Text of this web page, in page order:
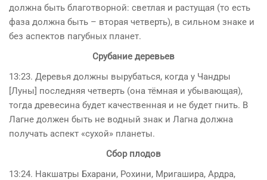
должна быть благотворной: светлая и растущая (то есть
фаза должна быть – вторая четверть), в сильном знаке и
без аспектов пагубных планет.
Срубание деревьев
13:23. Деревья должны вырубаться, когда у Чандры
[Луны] последняя четверть (она тёмная и убывающая),
тогда древесина будет качественная и не будет гнить. В
Лагне должен быть не водный знак и Лагна должна
получать аспект «сухой» планеты.
Сбор плодов
13:24. Накшатры Бхарани, Рохини, Мригашира, Ардра,